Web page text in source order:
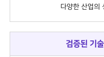
다양한 산업의
검증된 기